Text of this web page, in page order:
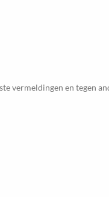
vermeldingen en tegen